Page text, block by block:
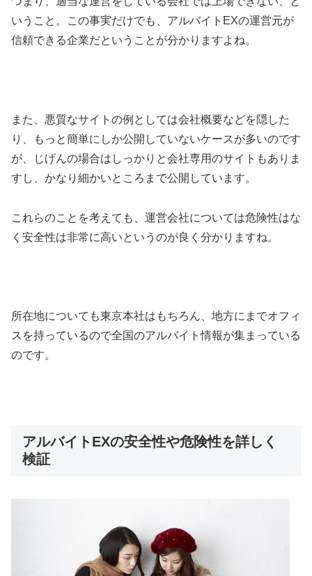
いうこと。この事実だけでも、アルバイトEXの運営元が
信頼できる企業だということが分かりますよね。
また、悪質なサイトの例としては会社概要などを隠した
り、もっと簡単にしか公開していないケースが多いのです
が、じげんの場合はしっかりと会社専用のサイトもありま
すし、かなり細かいところまで公開しています。
これらのことを考えても、運営会社については危険性はな
く安全性は非常に高いというのが良く分かりますね。
所在地についても東京本社はもちろん、地方にまでオフィ
スを持っているので全国のアルバイト情報が集まっている
のです。
アルバイトEXの安全性や危険性を詳しく
検証